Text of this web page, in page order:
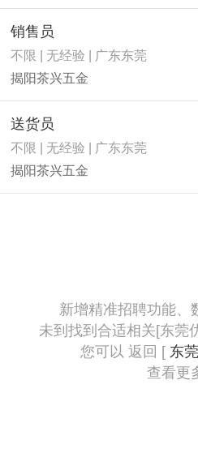
销售员
不限 | 无经验 | 广东东莞
揭阳茶兴五金
送货员
不限 | 无经验 | 广东东莞
揭阳茶兴五金
新增精准招聘功能、
未到找到合适相关[东莞
您可以 返回 [ 东
查看更